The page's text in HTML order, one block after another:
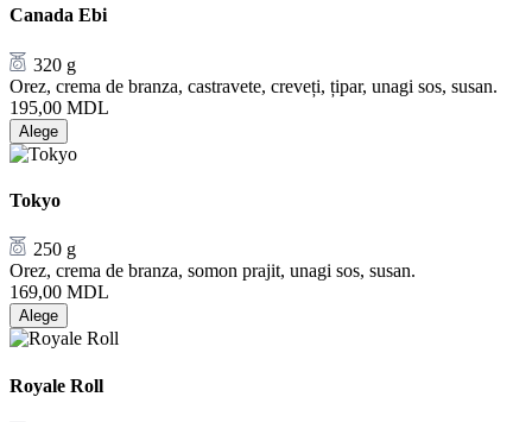
Canada Ebi
320 g
Orez, crema de branza, castravete, creveți, țipar, unagi sos, susan.
195,00 MDL
Alege
Tokyo
250 g
Orez, crema de branza, somon prajit, unagi sos, susan.
169,00 MDL
Alege
Royale Roll